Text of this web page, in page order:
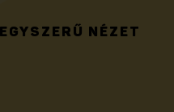
EGYSZERŰ NÉZET